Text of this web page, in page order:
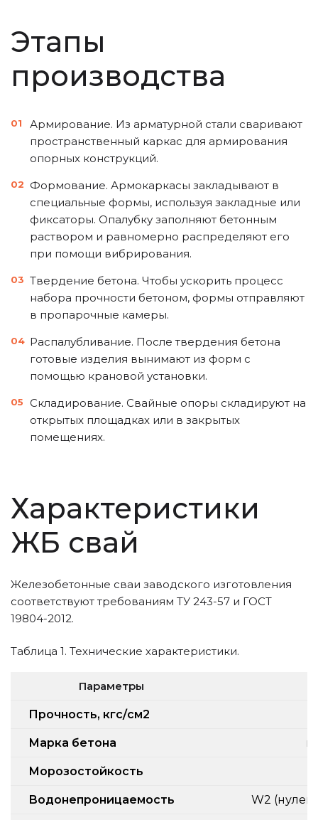
Этапы
производства
Армирование. Из арматурной стали сваривают
пространственный каркас для армирования
опорных конструкций.
Формование. Армокаркасы закладывают в
специальные формы, используя закладные или
фиксаторы. Опалубку заполняют бетонным
раствором и равномерно распределяют его
при помощи вибрирования.
Твердение бетона. Чтобы ускорить процесс
набора прочности бетоном, формы отправляют
в пропарочные камеры.
Распалубливание. После твердения бетона
готовые изделия вынимают из форм с
помощью крановой установки.
Складирование. Свайные опоры складируют на
открытых площадках или в закрытых
помещениях.
Характеристики
ЖБ свай
Железобетонные сваи заводского изготовления
соответствуют требованиям ТУ 243-57 и ГОСТ
19804-2012.
Таблица 1. Технические характеристики.
Параметры
Прочность, кгс/см2
Марка бетона
Морозостойкость
Водонепроницаемость W2